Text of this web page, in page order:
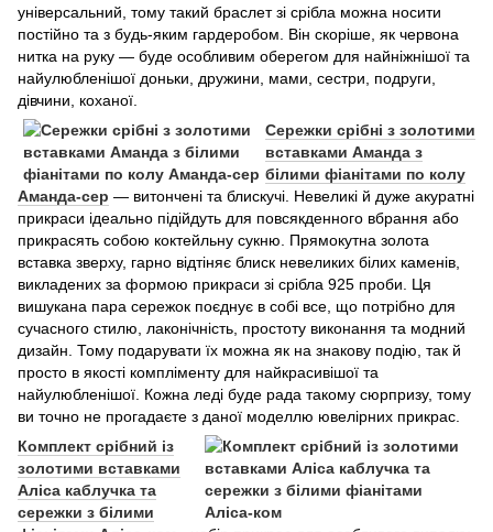
універсальний, тому такий браслет зі срібла можна носити
постійно та з будь-яким гардеробом. Він скоріше, як червона
нитка на руку — буде особливим оберегом для найніжнішої та
найулюбленішої доньки, дружини, мами, сестри, подруги,
дівчини, коханої.
Сережки срібні з золотими
вставками Аманда з
білими фіанітами по колу
Аманда-сер — витончені та блискучі. Невеликі й дуже акуратні
прикраси ідеально підійдуть для повсякденного вбрання або
прикрасять собою коктейльну сукню. Прямокутна золота
вставка зверху, гарно відтіняє блиск невеликих білих каменів,
викладених за формою прикраси зі срібла 925 проби. Ця
вишукана пара сережок поєднує в собі все, що потрібно для
сучасного стилю, лаконічність, простоту виконання та модний
дизайн. Тому подарувати їх можна як на знакову подію, так й
просто в якості компліменту для найкрасивішої та
найулюбленішої. Кожна леді буде рада такому сюрпризу, тому
ви точно не прогадаєте з даної моделлю ювелірних прикрас.
Комплект срібний із
золотими вставками
Аліса каблучка та
сережки з білими